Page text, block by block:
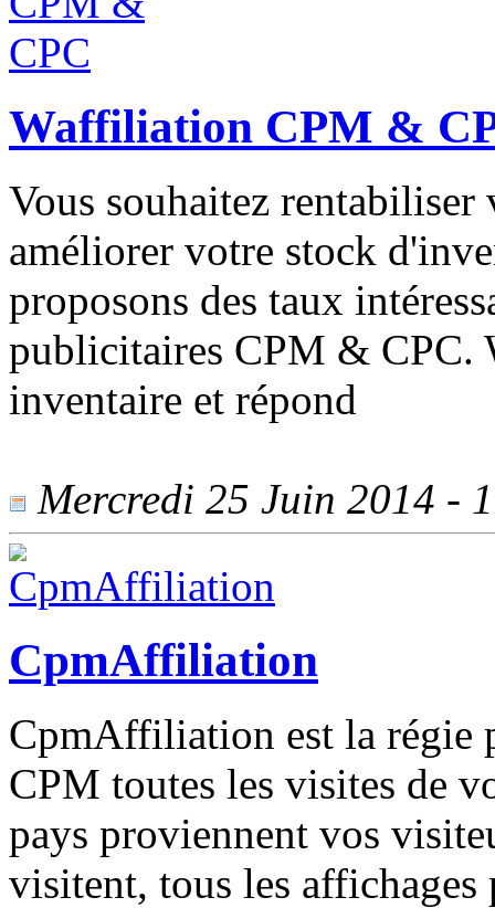
Waffiliation CPM &
Vous souhaitez
améliorer votre stock
proposons des taux
publicitaires CPM & CPC.
inventaire et répond
Mercredi 25 Juin 2014 -
CpmAffiliation
CpmAffiliation est la régie
CPM toutes les visites de
pays proviennent vos
visitent, tous les